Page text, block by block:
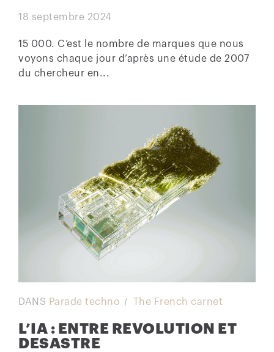
18 septembre 2024
15 000. C’est le nombre de marques que nous
voyons chaque jour d’après une étude de 2007
du chercheur en...
DANS Parade techno The French carnet
L’IA : ENTRE REVOLUTION ET
DESASTRE